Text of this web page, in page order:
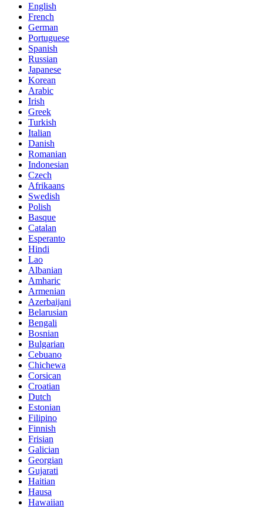
English
French
German
Portuguese
Spanish
Russian
Japanese
Korean
Arabic
Irish
Greek
Turkish
Italian
Danish
Romanian
Indonesian
Czech
Afrikaans
Swedish
Polish
Basque
Catalan
Esperanto
Hindi
Lao
Albanian
Amharic
Armenian
Azerbaijani
Belarusian
Bengali
Bosnian
Bulgarian
Cebuano
Chichewa
Corsican
Croatian
Dutch
Estonian
Filipino
Finnish
Frisian
Galician
Georgian
Gujarati
Haitian
Hausa
Hawaiian